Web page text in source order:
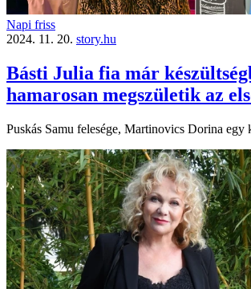
Napi friss
2024. 11. 20. story.hu
Básti Julia fia már
hamarosan megszületik az
Puskás Samu felesége, Martinovics Dorina egy